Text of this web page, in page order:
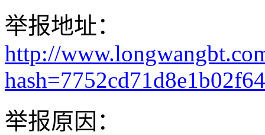
举报地址：
http://
举报原因：